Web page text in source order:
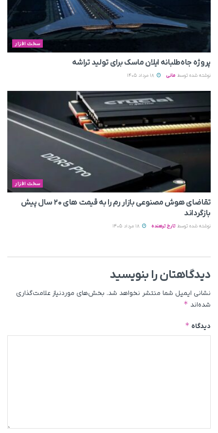
سخت افزار
پروژه جاه‌طلبانه ایلان ماسک برای تولید تراشه
نوشته شده توسط مانی
سخت افزار
تقاضای هوش مصنوعی بازار رم را به قیمت های ۲۰ سال پیش
بازگرداند
نوشته شده توسط تارخ ترهنده
دیدگاهتان را بنویسید
نشانی ایمیل شما منتشر نخواهد شد. بخش‌های موردنیاز علامت‌گذاری
شده‌اند *
دیدگاه *